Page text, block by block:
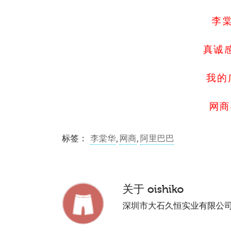
李棠
真诚
我的
网
标签： 李棠华, 网商, 阿里巴巴
关于 oishiko
深圳市大石久恒实业有限公